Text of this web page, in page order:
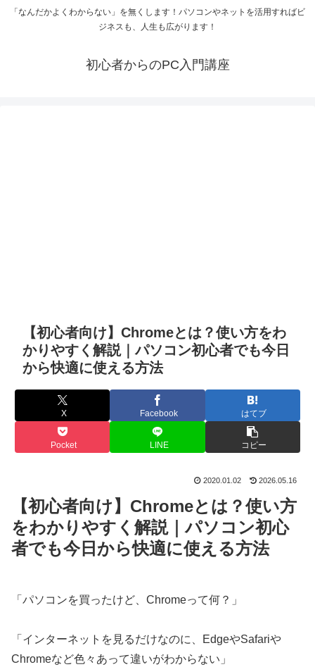
「なんだかよくわからない」を無くします！パソコンやネットを活用すればビ
ジネスも、人生も広がります！
初心者からのPC入門講座
【初心者向け】Chromeとは？使い方をわ
かりやすく解説｜パソコン初心者でも今日
から快適に使える方法
X Facebook はてブ
Pocket LINE コピー
2020.01.02 2026.05.16
【初心者向け】Chromeとは？使い方
をわかりやすく解説｜パソコン初心
者でも今日から快適に使える方法
「パソコンを買ったけど、Chromeって何？」
「インターネットを見るだけなのに、EdgeやSafariや
Chromeなど色々あって違いがわからない」